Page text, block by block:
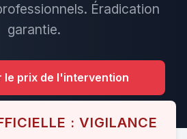
Éradication
garantie.
le prix de l'intervention
: VIGILANCE